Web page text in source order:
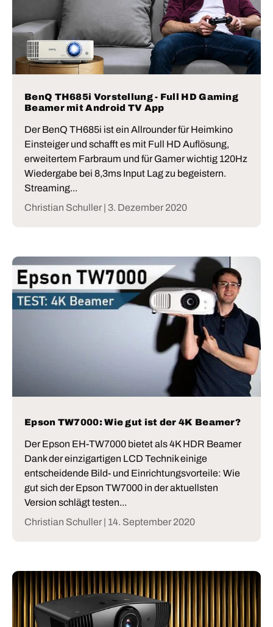
BenQ TH685i Vorstellung - Full HD Gaming
Beamer mit Android TV App
Der BenQ TH685i ist ein Allrounder für Heimkino
Einsteiger und schafft es mit Full HD Auflösung,
erweitertem Farbraum und für Gamer wichtig 120Hz
Wiedergabe bei 8,3ms Input Lag zu begeistern.
Streaming...
Christian Schuller | 3. Dezember 2020
Epson TW7000: Wie gut ist der 4K Beamer?
Der Epson EH-TW7000 bietet als 4K HDR Beamer
Dank der einzigartigen LCD Technik einige
entscheidende Bild- und Einrichtungsvorteile: Wie
gut sich der Epson TW7000 in der aktuellsten
Version schlägt testen...
Christian Schuller | 14. September 2020